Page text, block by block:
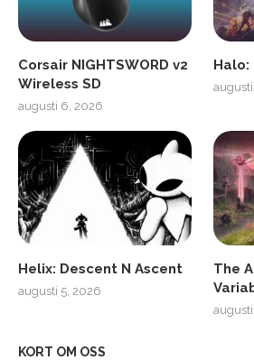
Corsair NIGHTSWORD v2
Wireless SD
augusti 6, 2026
Halo:
Helix: Descent N Ascent
augusti 5, 2026
The
KORT OM OSS